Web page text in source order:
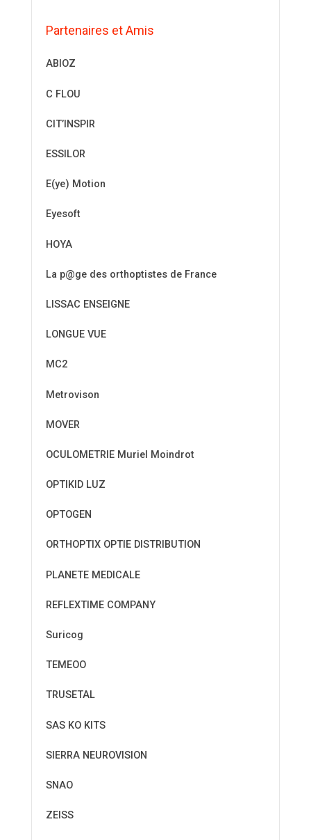
Partenaires et Amis
ABIOZ
C FLOU
CIT’INSPIR
ESSILOR
E(ye) Motion
Eyesoft
HOYA
La p@ge des orthoptistes de France
LISSAC ENSEIGNE
LONGUE VUE
MC2
Metrovison
MOVER
OCULOMETRIE Muriel Moindrot
OPTIKID LUZ
OPTOGEN
ORTHOPTIX OPTIE DISTRIBUTION
PLANETE MEDICALE
REFLEXTIME COMPANY
Suricog
TEMEOO
TRUSETAL
SAS KO KITS
SIERRA NEUROVISION
SNAO
ZEISS